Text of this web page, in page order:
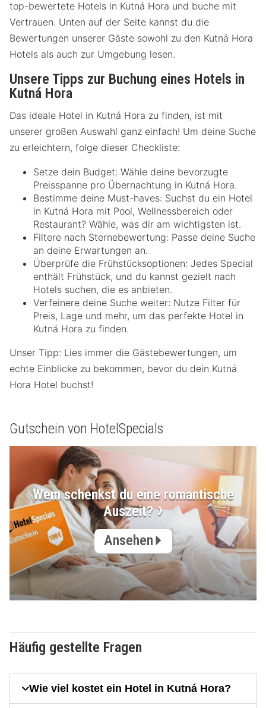
top-bewertete Hotels in Kutná Hora und buche mit
Vertrauen. Unten auf der Seite kannst du die
Bewertungen unserer Gäste sowohl zu den Kutná Hora
Hotels als auch zur Umgebung lesen.
Unsere Tipps zur Buchung eines Hotels in
Kutná Hora
Das ideale Hotel in Kutná Hora zu finden, ist mit
unserer großen Auswahl ganz einfach! Um deine Suche
zu erleichtern, folge dieser Checkliste:
Setze dein Budget: Wähle deine bevorzugte
Preisspanne pro Übernachtung in Kutná Hora.
Bestimme deine Must-haves: Suchst du ein Hotel
in Kutná Hora mit Pool, Wellnessbereich oder
Restaurant? Wähle, was dir am wichtigsten ist.
Filtere nach Sternebewertung: Passe deine Suche
an deine Erwartungen an.
Überprüfe die Frühstücksoptionen: Jedes Special
enthält Frühstück, und du kannst gezielt nach
Hotels suchen, die es anbieten.
Verfeinere deine Suche weiter: Nutze Filter für
Preis, Lage und mehr, um das perfekte Hotel in
Kutná Hora zu finden.
Unser Tipp: Lies immer die Gästebewertungen, um
echte Einblicke zu bekommen, bevor du dein Kutná
Hora Hotel buchst!
Gutschein von HotelSpecials
Wem schenkst du eine romantische
Auszeit?
Ansehen
Häufig gestellte Fragen
Wie viel kostet ein Hotel in Kutná Hora?